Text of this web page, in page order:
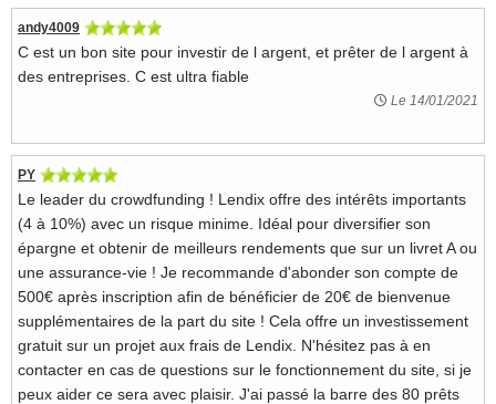
andy4009
C est un bon site pour investir de l argent, et prêter de l argent à
des entreprises. C est ultra fiable
Le 14/01/2021
PY
Le leader du crowdfunding ! Lendix offre des intérêts importants
(4 à 10%) avec un risque minime. Idéal pour diversifier son
épargne et obtenir de meilleurs rendements que sur un livret A ou
une assurance-vie ! Je recommande d'abonder son compte de
500€ après inscription afin de bénéficier de 20€ de bienvenue
supplémentaires de la part du site ! Cela offre un investissement
gratuit sur un projet aux frais de Lendix. N'hésitez pas à en
contacter en cas de questions sur le fonctionnement du site, si je
peux aider ce sera avec plaisir. J'ai passé la barre des 80 prêts